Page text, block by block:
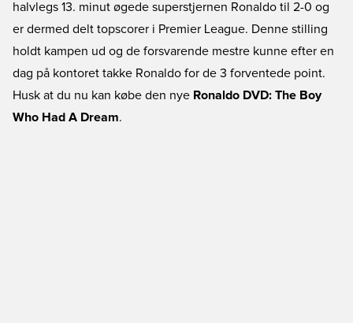
halvlegs 13. minut øgede superstjernen Ronaldo til 2-0 og
er dermed delt topscorer i Premier League. Denne stilling
holdt kampen ud og de forsvarende mestre kunne efter en
dag på kontoret takke Ronaldo for de 3 forventede point.
Husk at du nu kan købe den nye Ronaldo DVD: The Boy
Who Had A Dream.